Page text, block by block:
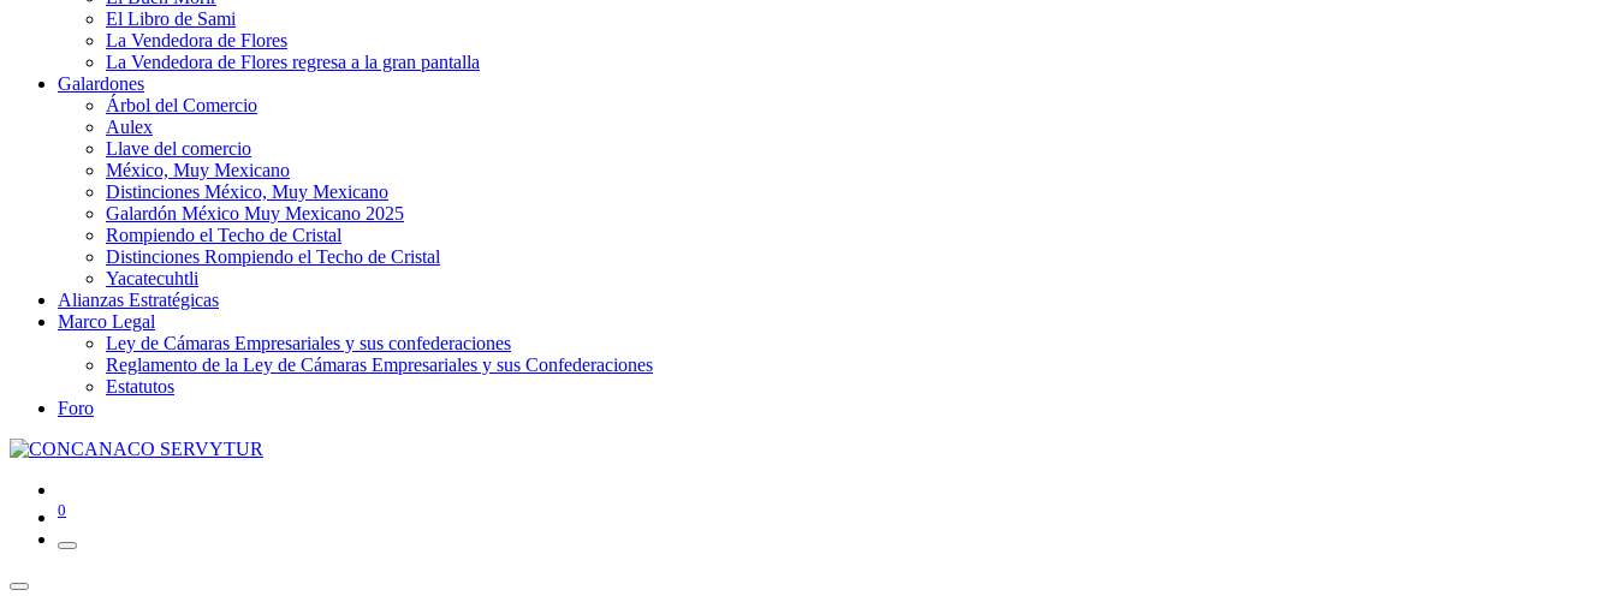
El Libro de Sami
La Vendedora de Flores
La Vendedora de Flores regresa a la gran pantalla
Galardones
Árbol del Comercio
Aulex
Llave del comercio
México, Muy Mexicano
Distinciones México, Muy Mexicano
Galardón México Muy Mexicano 2025
Rompiendo el Techo de Cristal
Distinciones Rompiendo el Techo de Cristal
Yacatecuhtli
Alianzas Estratégicas
Marco Legal
Ley de Cámaras Empresariales y sus confederaciones
Reglamento de la Ley de Cámaras Empresariales y sus Confederaciones
Estatutos
Foro
0